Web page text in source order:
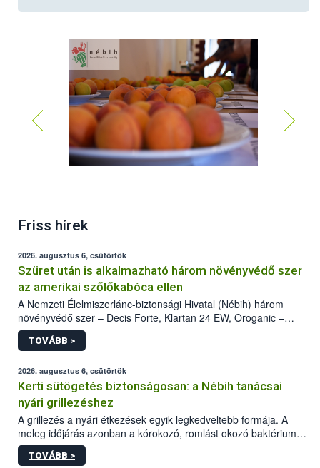
Friss hírek
2026. augusztus 6, csütörtök
Szüret után is alkalmazható három növényvédő szer
az amerikai szőlőkabóca ellen
A Nemzeti Élelmiszerlánc-biztonsági Hivatal (Nébih) három
növényvédő szer – Decis Forte, Klartan 24 EW, Oroganic –
engedélyokiratát módosította, így azok a szüretet követően,
egészen a vesszőérettség (BBCH 91) stádiumáig
érésű szőlőkben is legyen lehetőség a károsító elleni további
védekezésre. Az Oroganic készítmény kis kiszerelésben kiskerti
felhasználók számára is elérhető és ökológiai termesztésben is
engedélyezett.
TOVÁBB >
2026. augusztus 6, csütörtök
Kerti sütögetés biztonságosan: a Nébih tanácsai
nyári grillezéshez
A grillezés a nyári étkezések egyik legkedveltebb formája. A
meleg időjárás azonban a kórokozó, romlást okozó baktériumok
gyorsabb szaporodásának is kedvez. A szabadtéri sütögetés
ezért nem csupán a megfelelő sütési technikáról szól: legalább
TOVÁBB >